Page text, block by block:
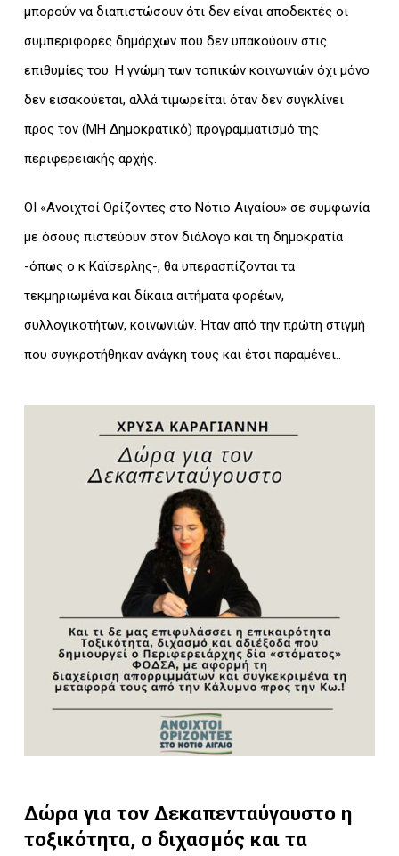
μπορούν να διαπιστώσουν ότι δεν είναι αποδεκτές οι
συμπεριφορές δημάρχων που δεν υπακούουν στις
επιθυμίες του. Η γνώμη των τοπικών κοινωνιών όχι μόνο
δεν εισακούεται, αλλά τιμωρείται όταν δεν συγκλίνει
προς τον (ΜΗ Δημοκρατικό) προγραμματισμό της
περιφερειακής αρχής.
ΟΙ «Ανοιχτοί Ορίζοντες στο Νότιο Αιγαίου» σε συμφωνία
με όσους πιστεύουν στον διάλογο και τη δημοκρατία
-όπως ο κ Καϊσερλης-, θα υπερασπίζονται τα
τεκμηριωμένα και δίκαια αιτήματα φορέων,
συλλογικοτήτων, κοινωνιών. Ήταν από την πρώτη στιγμή
που συγκροτήθηκαν ανάγκη τους και έτσι παραμένει..
Δώρα για τον Δεκαπενταύγουστο η
τοξικότητα, ο διχασμός και τα